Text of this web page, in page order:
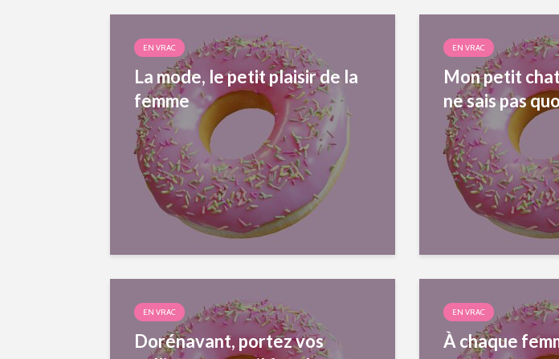
EN VRAC
La mode, le petit plaisir de la
femme
EN VRAC
Mon petit
ne sais pas
EN VRAC
Dorénavant, portez vos
EN VRAC
À chaque